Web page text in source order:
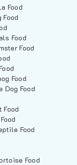
Food
Food
Food
Food
Dog Food
Food
Food
Food